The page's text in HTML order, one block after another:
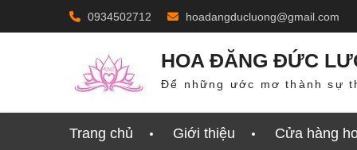
0934502712 hoadangducluong@gmail.com
HOA ĐĂNG ĐỨC
Để những ước mơ thành sự
Trang chủ Giới thiệu Cửa hàng